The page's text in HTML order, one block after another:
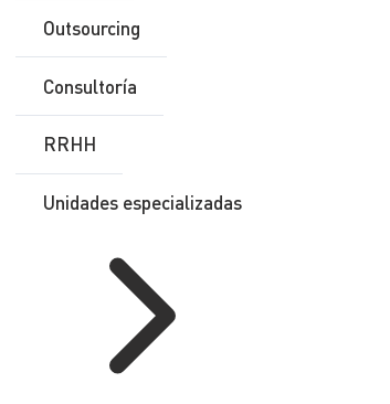
Outsourcing
Consultoría
RRHH
Unidades especializadas